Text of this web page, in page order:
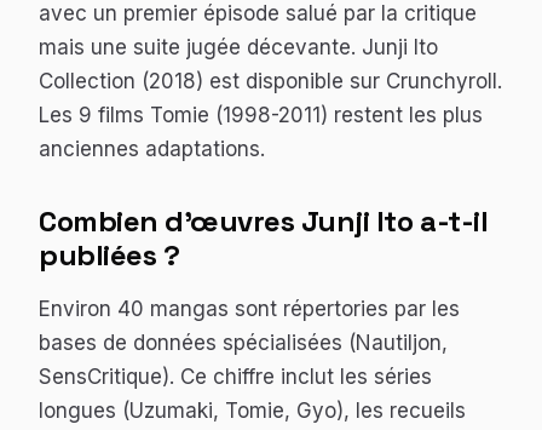
avec un premier épisode salué par la critique
mais une suite jugée décevante. Junji Ito
Collection (2018) est disponible sur Crunchyroll.
Les 9 films Tomie (1998-2011) restent les plus
anciennes adaptations.
Combien d’œuvres Junji Ito a-t-il
publiées ?
Environ 40 mangas sont répertories par les
bases de données spécialisées (Nautiljon,
SensCritique). Ce chiffre inclut les séries
longues (Uzumaki, Tomie, Gyo), les recueils